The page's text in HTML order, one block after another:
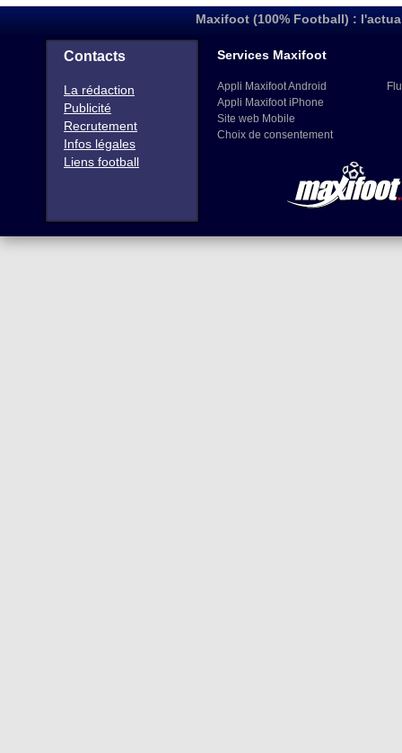
Maxifoot (100% Football) :
Contacts
La rédaction
Publicité
Recrutement
Infos légales
Liens football
Services Maxifoot
Appli Maxifoot Android
Appli Maxifoot iPhone
Site web Mobile
Choix de consentement